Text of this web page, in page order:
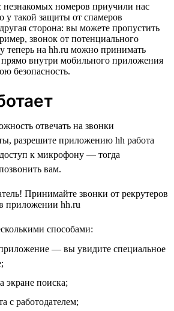
незнакомых номеров приучили нас
у такой защиты от спамеров
сторона: вы можете пропустить
звонок от потенциального
теперь на hh.ru можно принимать
прямо внутри мобильного приложения
безопасность.
отвечать на звонки
разрешите приложению hh работа
к микрофону — тогда
вам.
способами:
— вы увидите специальное
экране поиска;
с работодателем;